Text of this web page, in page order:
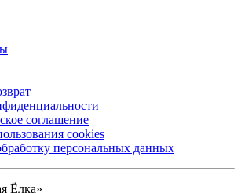
соглашение
cookies
персональных данных
Ёлка»